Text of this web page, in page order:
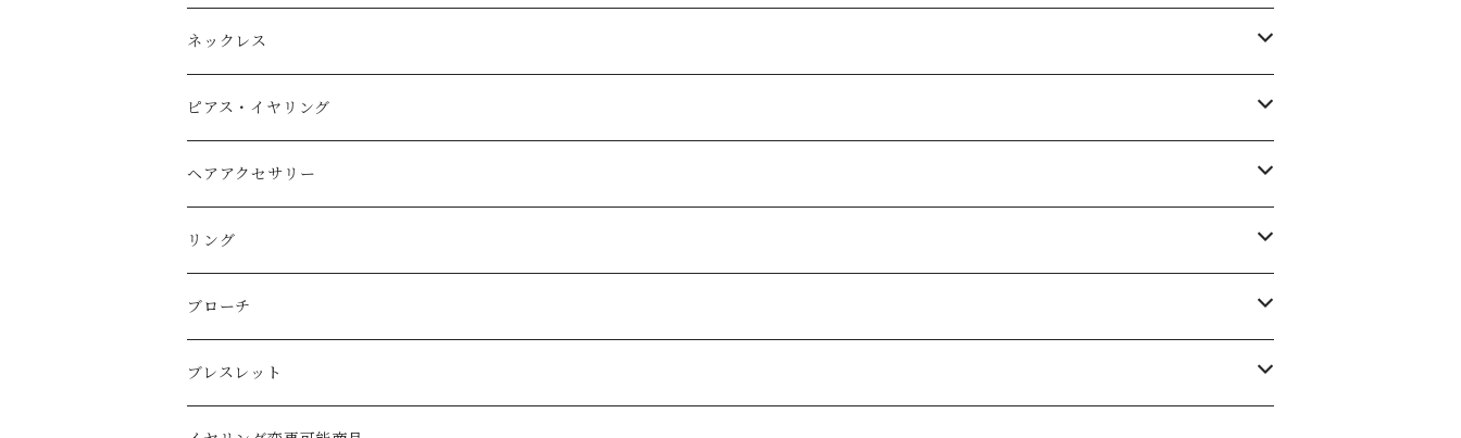
ネックレス
Brass
Silver
ピアス・イヤリング
Brass
Silver
ヘアアクセサリー
Brass
Silver
リング
Brass
Silver
ブローチ
Brass
ブレスレット